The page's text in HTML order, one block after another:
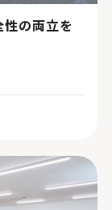
性の両立を